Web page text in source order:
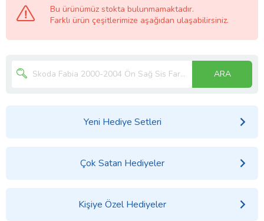
Bu ürünümüz stokta bulunmamaktadır.
Farklı ürün çeşitlerimize aşağıdan ulaşabilirsiniz.
ARA
Yeni Hediye Setleri
Çok Satan Hediyeler
Kişiye Özel Hediyeler